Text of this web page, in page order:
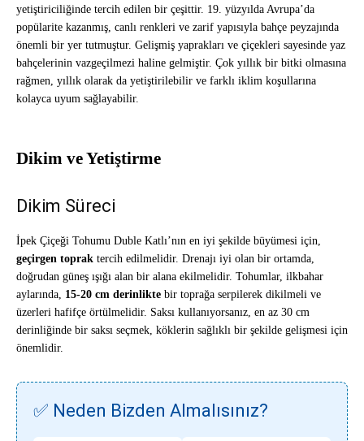
yetiştiriciliğinde tercih edilen bir çeşittir. 19. yüzyılda Avrupa’da
popülarite kazanmış, canlı renkleri ve zarif yapısıyla bahçe peyzajında
önemli bir yer tutmuştur. Gelişmiş yaprakları ve çiçekleri sayesinde yaz
bahçelerinin vazgeçilmezi haline gelmiştir. Çok yıllık bir bitki olmasına
rağmen, yıllık olarak da yetiştirilebilir ve farklı iklim koşullarına
kolayca uyum sağlayabilir.
Dikim ve Yetiştirme
Dikim Süreci
İpek Çiçeği Tohumu Duble Katlı’nın en iyi şekilde büyümesi için,
geçirgen toprak tercih edilmelidir. Drenajı iyi olan bir ortamda,
doğrudan güneş ışığı alan bir alana ekilmelidir. Tohumlar, ilkbahar
aylarında, 15-20 cm derinlikte bir toprağa serpilerek dikilmeli ve
üzerleri hafifçe örtülmelidir. Saksı kullanıyorsanız, en az 30 cm
derinliğinde bir saksı seçmek, köklerin sağlıklı bir şekilde gelişmesi için
önemlidir.
✅ Neden Bizden Almalısınız?